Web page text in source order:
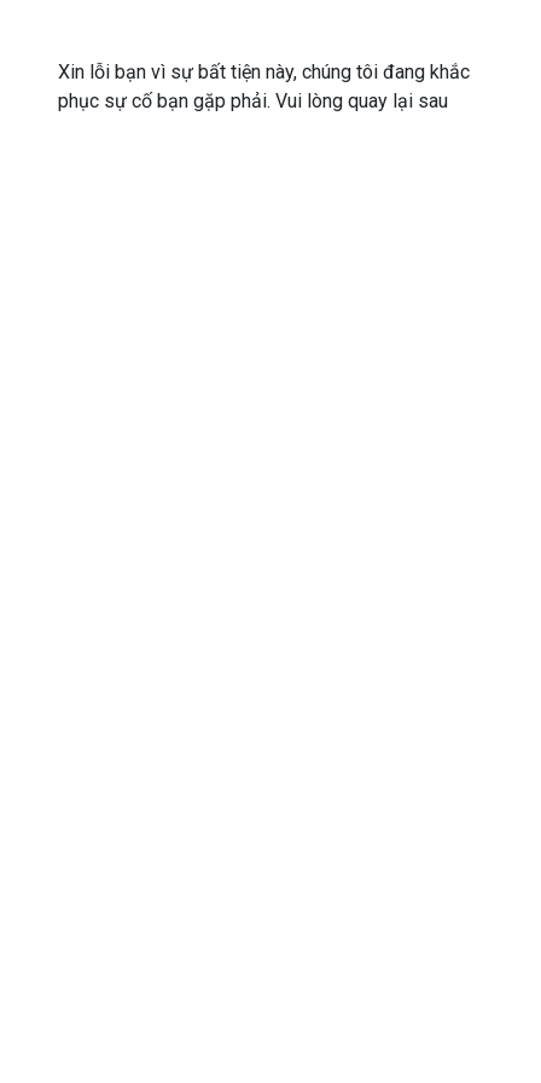
Xin lỗi bạn vì sự bất tiện này, chúng tôi đang khắc
phục sự cố bạn gặp phải. Vui lòng quay lại sau